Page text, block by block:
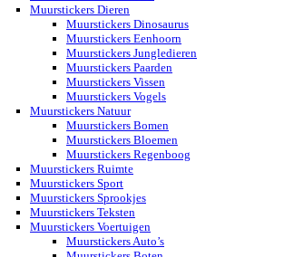
Muurstickers Dieren
Muurstickers Dinosaurus
Muurstickers Eenhoorn
Muurstickers Jungledieren
Muurstickers Paarden
Muurstickers Vissen
Muurstickers Vogels
Muurstickers Natuur
Muurstickers Bomen
Muurstickers Bloemen
Muurstickers Regenboog
Muurstickers Ruimte
Muurstickers Sport
Muurstickers Sprookjes
Muurstickers Teksten
Muurstickers Voertuigen
Muurstickers Auto’s